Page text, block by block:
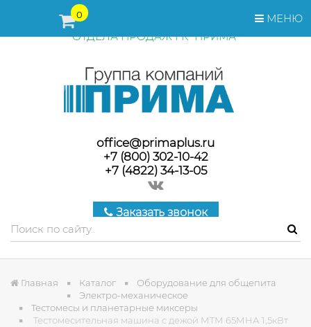
МЕНЮ
0
ПЕРЕД ОФОРМЛЕНИЕМ ЗАКАЗА, СТОИМОСТЬ И СРОКИ
ПОСТАВКИ ТОВАРА УТОЧНЯЙТЕ У МЕНЕДЖЕРОВ
ОТДЕЛА ПРОДАЖ ГК "ПРИМА"
office@primaplus.ru
+7 (800) 302-10-42
+7 (4822) 34-13-05
Заказать звонок
Главная Каталог
Оборудование для общепита
Электро-механическое
Тестомесы и планетарные миксеры
Тестомесительная машина с дежой МТМ 65МНА 1,5кВт